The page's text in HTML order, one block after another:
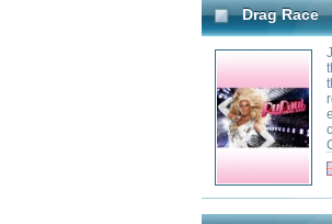
Abenteurern
nahezu
haben dieses
begleitet. In
wie sich die
für Stück quer
Landschaft
der Welt, für die
die Survival-
sich alleine auf
über
Genre:
The Curse of Oak Island
Rick and Marty
to discover the
machinery.